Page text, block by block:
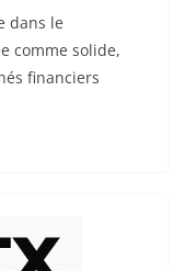
dans le
comme solide,
financiers